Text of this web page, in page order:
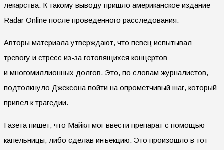
лекарства. К такому выводу пришло американское издание
Radar Online после проведенного расследования.
Авторы материала утверждают, что певец испытывал
тревогу и стресс из-за готовящихся концертов
и многомиллионных долгов. Это, по словам журналистов,
подтолкнуло Джексона пойти на опрометчивый шаг, который
привел к трагедии.
Газета пишет, что Майкл мог ввести препарат с помощью
капельницы, либо сделав инъекцию. Это произошло в тот